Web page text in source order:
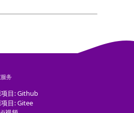
务
目: Github
目: Gitee